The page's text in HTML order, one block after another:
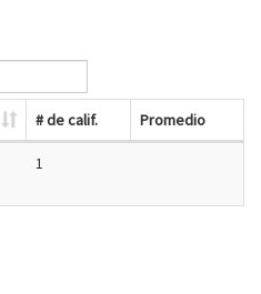
# de calif. Promedio
1